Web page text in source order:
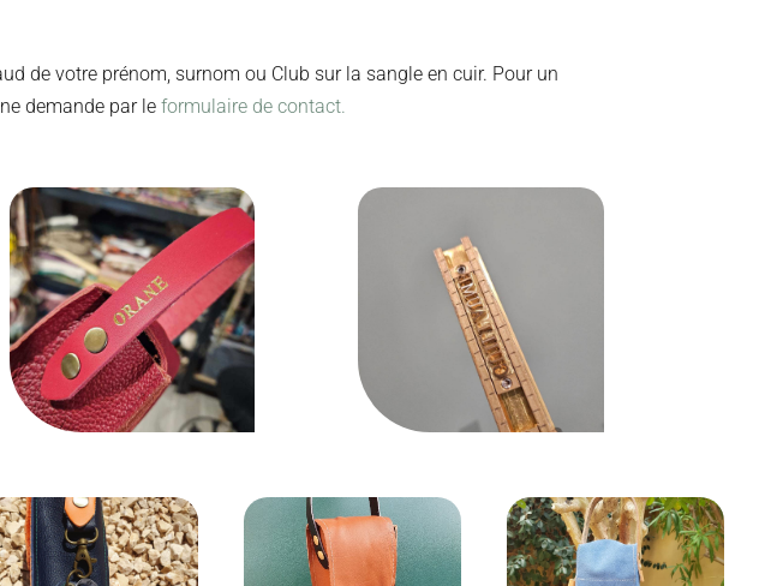
de votre prénom, surnom ou Club sur la sangle en cuir. Pour un
demande par le formulaire de contact.